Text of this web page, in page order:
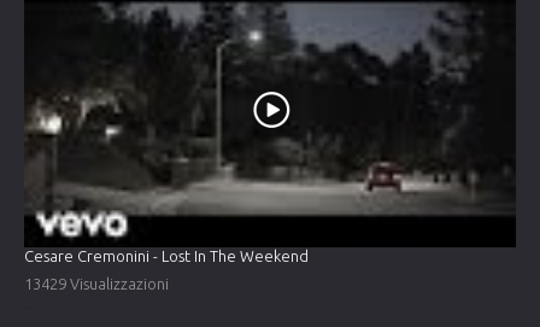
Cesare Cremonini - Lost In The Weekend
13429 Visualizzazioni